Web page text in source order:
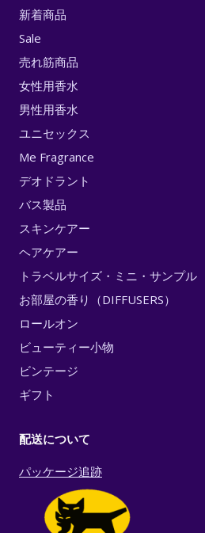
新着商品
Sale
売れ筋商品
女性用香水
男性用香水
ユニセックス
Me Fragrance
デオドラント
バス製品
スキンケアー
ヘアケアー
トラベルサイズ・ミニ・サンプル
お部屋の香り（DIFFUSERS）
ロールオン
ビューティー小物
ビンテージ
ギフト
配送について
パッケージ追跡